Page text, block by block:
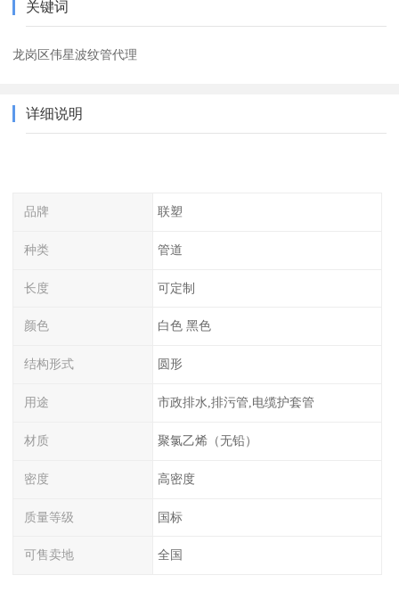
关键词
龙岗区伟星波纹管代理
详细说明
品牌 联塑
种类 管道
长度 可定制
颜色 白色 黑色
结构形式 圆形
用途 市政排水,排污管,电缆护套管
材质 聚氯乙烯（无铅）
密度 高密度
质量等级 国标
可售卖地 全国